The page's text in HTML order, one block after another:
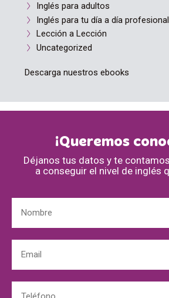
Inglés para adultos
Inglés para tu día a día profesional
Lección a Lección
Uncategorized
Descarga nuestros ebooks
¡Queremos
Déjanos tus datos y te
a conseguir el nivel de inglés